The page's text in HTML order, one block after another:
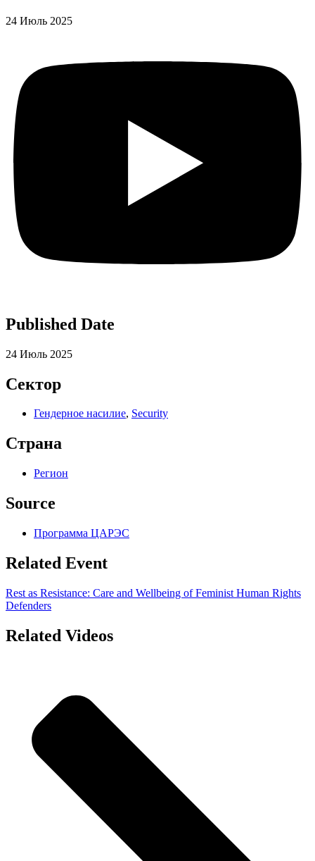
24 Июль 2025
Published Date
24 Июль 2025
Сектор
Гендерное насилие, Security
Страна
Регион
Source
Программа ЦАРЭС
Related Event
Rest as Resistance: Care and Wellbeing of Feminist Human Rights
Defenders
Related Videos